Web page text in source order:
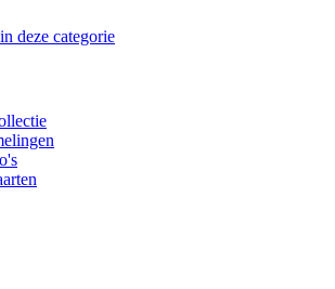
deze categorie